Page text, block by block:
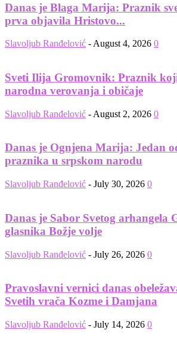
Danas je Blaga Marija: Praznik
prva objavila Hristovo...
Slavoljub Ranđelović - August 4, 2026 0
Sveti Ilija Gromovnik: Praznik
narodna verovanja i običaje
Slavoljub Ranđelović - August 2, 2026 0
Danas je Ognjena Marija: Jedan
praznika u srpskom narodu
Slavoljub Ranđelović - July 30, 2026 0
Danas je Sabor Svetog arhangela
glasnika Božje volje
Slavoljub Ranđelović - July 26, 2026 0
Pravoslavni vernici danas
Svetih vrača Kozme i Damjana
Slavoljub Ranđelović - July 14, 2026 0